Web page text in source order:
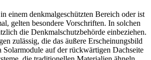
einem denkmalgeschützten Bereich oder ist
gelten besondere Vorschriften. In solchen
die Denkmalschutzbehörde einbeziehen.
zulässig, die das äußere Erscheinungsbild
Solarmodule auf der rückwärtigen Dachseite